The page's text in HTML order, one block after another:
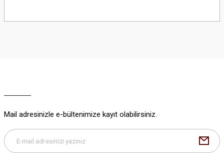
yetersiz gördüğünüz noktaları öneri formunu kullanarak tarafımıza
Bu ürüne benzer farklı alternatifler olmalı.
Mail adresinizle e-bültenimize kayıt olabilirsiniz.